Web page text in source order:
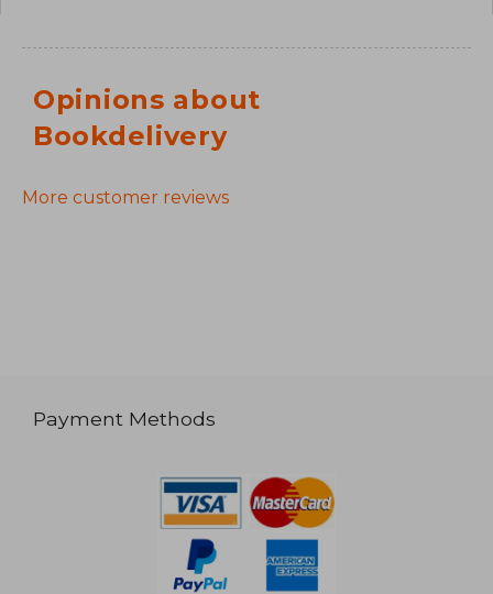
Opinions about
Bookdelivery
More customer reviews
Payment Methods